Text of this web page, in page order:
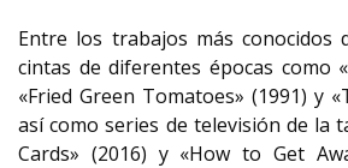
Entre los trabajos más conocidos
cintas de diferentes épocas como
«Fried Green Tomatoes» (1991) y
así como series de televisión de la
Cards» (2016) y «How to Get